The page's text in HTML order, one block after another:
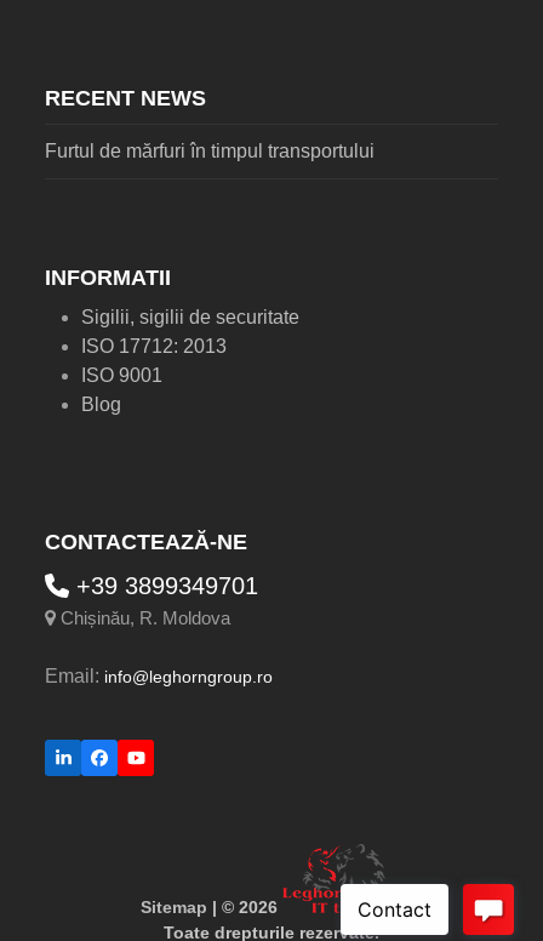
RECENT NEWS
Furtul de mărfuri în timpul transportului
INFORMATII
Sigilii, sigilii de securitate
ISO 17712: 2013
ISO 9001
Blog
CONTACTEAZĂ-NE
+39 3899349701
Chișinău, R. Moldova
Email: info@leghorngroup.ro
LinkedInFacebookYouTube
Sitemap | © 2026
Toate drepturile rezervate.